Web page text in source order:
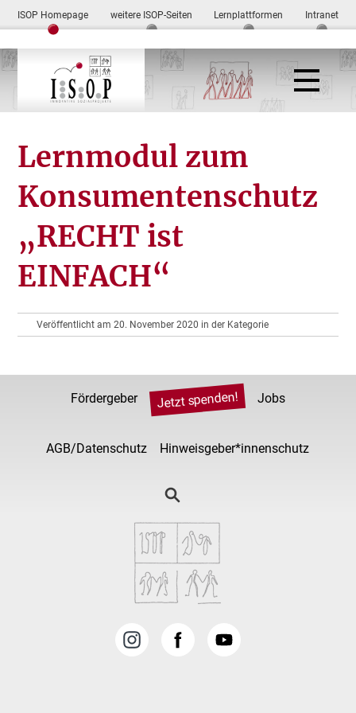
ISOP Homepage weitere ISOP-Seiten Lernplattformen Intranet
Lernmodul zum
Konsumentenschutz
„RECHT ist
EINFACH“
Veröffentlicht am 20. November 2020 in der Kategorie
Fördergeber Jetzt spenden! Jobs
AGB/Datenschutz Hinweisgeber*innenschutz